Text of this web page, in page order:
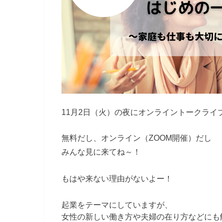
11月2日（火）の夜にオンライントークライ
無料だし、オンライン（ZOOM開催）だし
みんな見に来てね～！
もはや来ない理由がないよー！
起業をテーマにしていますが、
女性の新しい働き方や夫婦の在り方などに